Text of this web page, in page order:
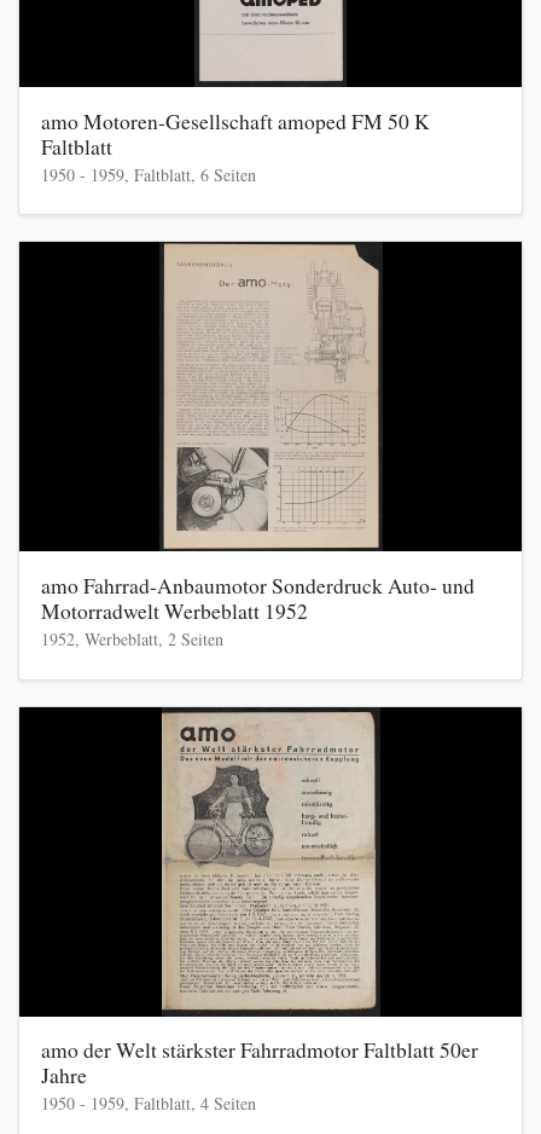
amo Motoren-Gesellschaft amoped FM 50 K
Faltblatt
1950 - 1959, Faltblatt, 6 Seiten
amo Fahrrad-Anbaumotor Sonderdruck Auto- und
Motorradwelt Werbeblatt 1952
1952, Werbeblatt, 2 Seiten
amo der Welt stärkster Fahrradmotor Faltblatt 50er
Jahre
1950 - 1959, Faltblatt, 4 Seiten